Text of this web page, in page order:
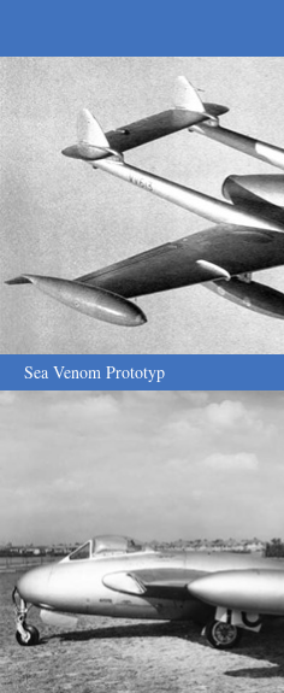
Sea Venom Prototyp